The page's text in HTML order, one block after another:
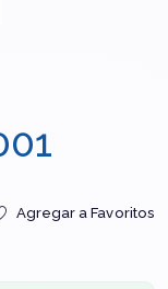
Agregar a Favoritos